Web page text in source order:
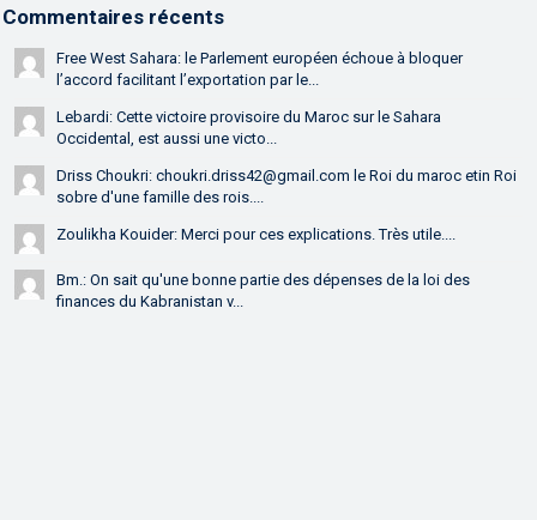
Commentaires récents
Free West Sahara: le Parlement européen échoue à bloquer
l’accord facilitant l’exportation par le...
Lebardi: Cette victoire provisoire du Maroc sur le Sahara
Occidental, est aussi une victo...
Driss Choukri: choukri.driss42@gmail.com le Roi du maroc etin Roi
sobre d'une famille des rois....
Zoulikha Kouider: Merci pour ces explications. Très utile....
Bm.: On sait qu'une bonne partie des dépenses de la loi des
finances du Kabranistan v...